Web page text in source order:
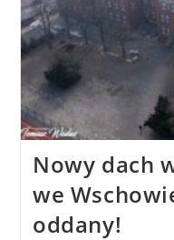
Nowy dach
we
oddany!